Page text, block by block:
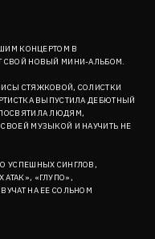
КОНЦЕРТОМ В
СВОЙ НОВЫЙ МИНИ-АЛЬБОМ.
СТЯЖКОВОЙ, СОЛИСТКИ
ВЫПУСТИЛА ДЕБЮТНЫЙ
ЛЮДЯМ,
МУЗЫКОЙ И НАУЧИТЬ НЕ
УСПЕШНЫХ СИНГЛОВ,
«ГЛУПО»,
НА ЕЕ СОЛЬНОМ